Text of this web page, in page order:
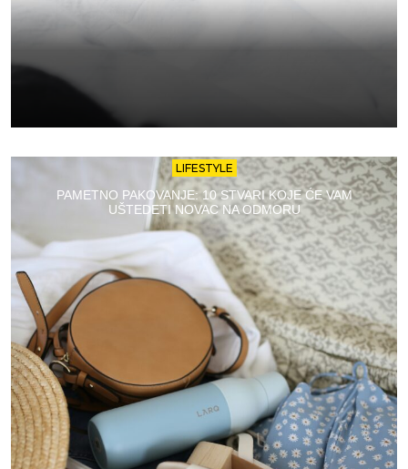
LIFESTYLE
PAMETNO PAKOVANJE: 10 STVARI KOJE ĆE VAM
UŠTEDETI NOVAC NA ODMORU